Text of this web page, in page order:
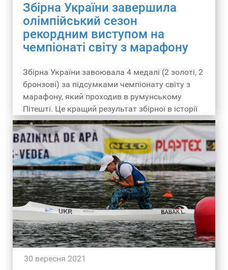
Збірна України завершила
олімпійський сезон
рекордним виступом на
чемпіонаті світу з марафону
Збірна України завоювала 4 медалі (2 золоті, 2
бронзові) за підсумками чемпіонату світу з
марафону, який проходив в румунському
Пітешті. Це кращий результат збірної в історії
виступу на цих змаганнях.
30 вересня 2021